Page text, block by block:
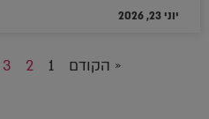
יוני 23, 2026
« הקודם 1
2
3